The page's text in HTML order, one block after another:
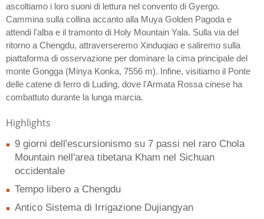
ascoltiamo i loro suoni di lettura nel convento di Gyergo.
Cammina sulla collina accanto alla Muya Golden Pagoda e
attendi l'alba e il tramonto di Holy Mountain Yala. Sulla via del
ritorno a Chengdu, attraverseremo Xinduqiao e saliremo sulla
piattaforma di osservazione per dominare la cima principale del
monte Gongga (Minya Konka, 7556 m). Infine, visitiamo il Ponte
delle catene di ferro di Luding, dove l'Armata Rossa cinese ha
combattuto durante la lunga marcia.
Highlights
9 giorni dell'escursionismo su 7 passi nel raro Chola
Mountain nell'area tibetana Kham nel Sichuan
occidentale
Tempo libero a Chengdu
Antico Sistema di Irrigazione Dujiangyan